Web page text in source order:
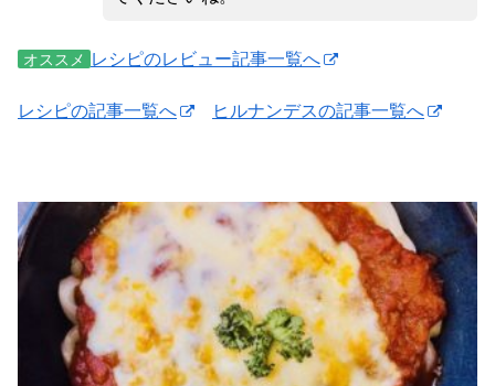
オススメ レシピのレビュー記事一覧へ
レシピの記事一覧へ ヒルナンデスの記事一覧へ